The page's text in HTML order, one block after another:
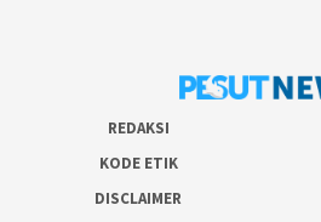
REDAKSI
KODE ETIK
DISCLAIMER